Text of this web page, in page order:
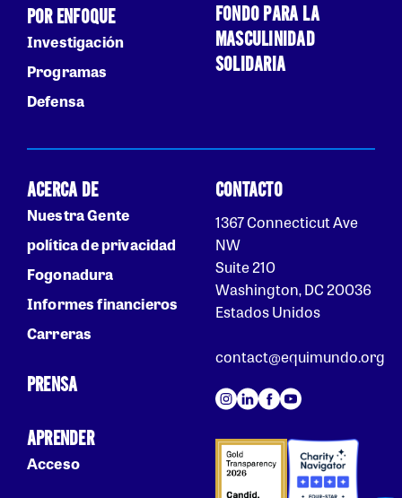
POR ENFOQUE
Investigación
Programas
Defensa
FONDO PARA LA
MASCULINIDAD
SOLIDARIA
ACERCA DE
Nuestra Gente
política de privacidad
Fogonadura
Informes financieros
Carreras
PRENSA
APRENDER
Acceso
CONTACTO
1367 Connecticut Ave
NW
Suite 210
Washington, DC 20036
Estados Unidos
contact@equimundo.org